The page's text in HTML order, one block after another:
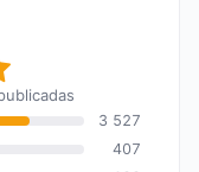
global: 9,3
3 527
407